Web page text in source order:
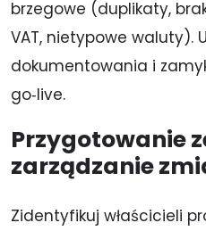
brzegowe (duplikaty,
VAT, nietypowe waluty).
dokumentowania i
go‑live.
Przygotowanie
zarządzanie
Zidentyfikuj właścicieli